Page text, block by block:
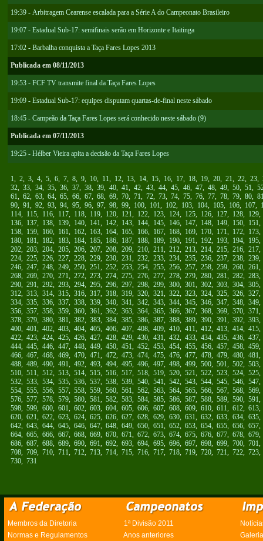
19:39 - Arbitragem Cearense escalada para a Série A do Campeonato Brasileiro
19:07 - Estadual Sub-17: semifinais serão em Horizonte e Itaitinga
17:02 - Barbalha conquista a Taça Fares Lopes 2013
Publicada em 08/11/2013
19:53 - FCF TV transmite final da Taça Fares Lopes
19:09 - Estadual Sub-17: equipes disputam quartas-de-final neste sábado
Publicada em 07/11/2013
19:25 - Hélber Vieira apita a decisão da Taça Fares Lopes
1, 2, 3, 4, 5, 6, 7, 8, 9, 10, 11, 12, 13, 14, 15, 16, 17, 18, 19, 20, 21, 22, 23,
32, 33, 34, 35, 36, 37, 38, 39, 40, 41, 42, 43, 44, 45, 46, 47, 48, 49, 50, 51,
61, 62, 63, 64, 65, 66, 67, 68, 69, 70, 71, 72, 73, 74, 75, 76, 77, 78, 79, 80,
90, 91, 92, 93, 94, 95, 96, 97, 98, 99, 100, 101, 102, 103, 104, 105, 106, 107,
114, 115, 116, 117, 118, 119, 120, 121, 122, 123, 124, 125, 126, 127, 128, 129
136, 137, 138, 139, 140, 141, 142, 143, 144, 145, 146, 147, 148, 149, 150, 151
158, 159, 160, 161, 162, 163, 164, 165, 166, 167, 168, 169, 170, 171, 172, 173
180, 181, 182, 183, 184, 185, 186, 187, 188, 189, 190, 191, 192, 193, 194, 195
202, 203, 204, 205, 206, 207, 208, 209, 210, 211, 212, 213, 214, 215, 216, 217
224, 225, 226, 227, 228, 229, 230, 231, 232, 233, 234, 235, 236, 237, 238, 239
246, 247, 248, 249, 250, 251, 252, 253, 254, 255, 256, 257, 258, 259, 260, 261
268, 269, 270, 271, 272, 273, 274, 275, 276, 277, 278, 279, 280, 281, 282, 283
290, 291, 292, 293, 294, 295, 296, 297, 298, 299, 300, 301, 302, 303, 304, 305
312, 313, 314, 315, 316, 317, 318, 319, 320, 321, 322, 323, 324, 325, 326, 327
334, 335, 336, 337, 338, 339, 340, 341, 342, 343, 344, 345, 346, 347, 348, 349
356, 357, 358, 359, 360, 361, 362, 363, 364, 365, 366, 367, 368, 369, 370, 371
378, 379, 380, 381, 382, 383, 384, 385, 386, 387, 388, 389, 390, 391, 392, 393
400, 401, 402, 403, 404, 405, 406, 407, 408, 409, 410, 411, 412, 413, 414, 415
422, 423, 424, 425, 426, 427, 428, 429, 430, 431, 432, 433, 434, 435, 436, 437
444, 445, 446, 447, 448, 449, 450, 451, 452, 453, 454, 455, 456, 457, 458, 459
466, 467, 468, 469, 470, 471, 472, 473, 474, 475, 476, 477, 478, 479, 480, 481
488, 489, 490, 491, 492, 493, 494, 495, 496, 497, 498, 499, 500, 501, 502, 503
510, 511, 512, 513, 514, 515, 516, 517, 518, 519, 520, 521, 522, 523, 524, 525
532, 533, 534, 535, 536, 537, 538, 539, 540, 541, 542, 543, 544, 545, 546, 547
554, 555, 556, 557, 558, 559, 560, 561, 562, 563, 564, 565, 566, 567, 568, 569
576, 577, 578, 579, 580, 581, 582, 583, 584, 585, 586, 587, 588, 589, 590, 591
598, 599, 600, 601, 602, 603, 604, 605, 606, 607, 608, 609, 610, 611, 612, 613
620, 621, 622, 623, 624, 625, 626, 627, 628, 629, 630, 631, 632, 633, 634, 635
642, 643, 644, 645, 646, 647, 648, 649, 650, 651, 652, 653, 654, 655, 656, 657
664, 665, 666, 667, 668, 669, 670, 671, 672, 673, 674, 675, 676, 677, 678, 679
686, 687, 688, 689, 690, 691, 692, 693, 694, 695, 696, 697, 698, 699, 700, 701
708, 709, 710, 711, 712, 713, 714, 715, 716, 717, 718, 719, 720, 721, 722, 723
730, 731
Membros da Diretoria 1ª Divisão 2011
Normas e Regulamentos
Anos anteriores